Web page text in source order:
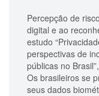
Percepção de
digital e ao
estudo
perspectivas de
públicas no
Os brasileiros se
seus dados